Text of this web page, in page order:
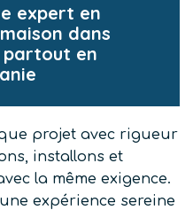
expert en
dans
partout en
projet avec rigueur
installons et
la même exigence.
expérience sereine